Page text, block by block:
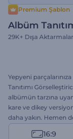
Premium Şablon
Albüm
29K+ Dışa Aktarmalar
Yepyeni
Tanıtımı
albümün tarzına
kare ve dikey
daha yakın. Hemen
16:9